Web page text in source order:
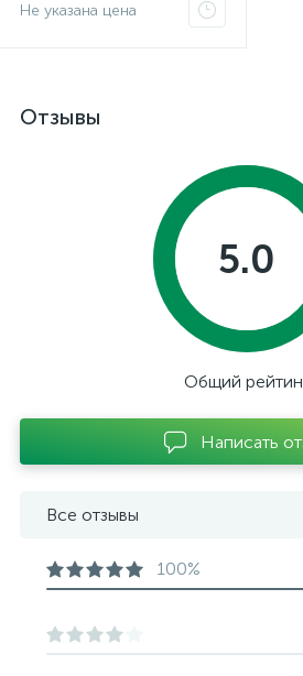
Не указана цена
Отзывы
5.0
Общий
Написать
Все отзывы
100%